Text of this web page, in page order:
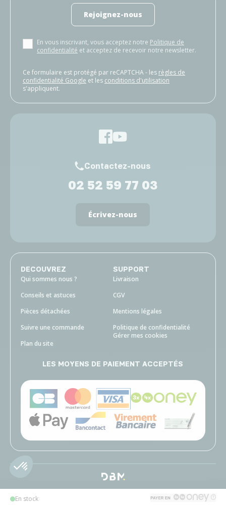
En stock
Rejoignez-nous
En vous inscrivant, vous acceptez notre Politique de
confidentialité et acceptez de recevoir notre newsletter.
Ce formulaire est protégé par reCAPTCHA - les règles de
confidentialité Google et les conditions d'utilisation
s'appliquent.
Contactez-nous
02 52 59 77 03
Écrivez-nous
DECOUVREZ
Qui sommes nous ?
Conseils et astuces
Pièces détachées
Suivre une commande
Plan du site
SUPPORT
Livraison
CGV
Mentions légales
Politique de confidentialité
Gérer mes cookies
LES MOYENS DE PAIEMENT ACCEPTÉS